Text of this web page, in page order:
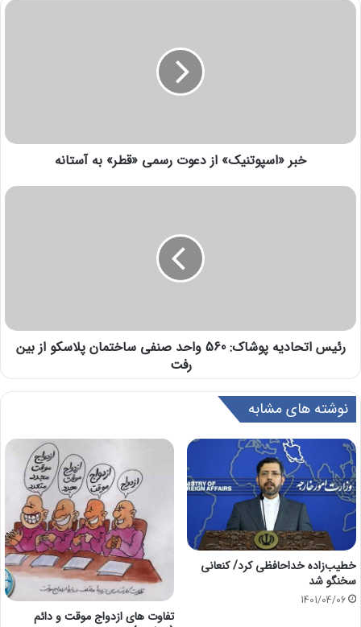
خبر «اسپوتنیک» از دعوت رسمی «قطر» به آستانه
رئیس اتحادیه پوشاک: 560 واحد صنفی ساختمان پلاسکو از بین
رفت
نوشته های مشابه
خطیب‌زاده خداحافظی کرد/ کنعانی
سخنگو شد
1401/04/06
تفاوت های ازدواج موقت و دائم